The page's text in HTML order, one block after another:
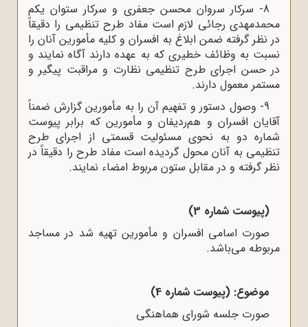
8- سرکار سروان محسن جعفری و سرکار ستوان یکم
محمدمهدی رجائی لازم است مفاد طرح تنظیمی را دقیقاً
در نظر گرفته ضمن ابلاغ به افسران و کلیه مأمورین آنان را
نسبت به وظائف خطیری که به عهده دارند آگاه نمایند و
در حسن اجرای طرح تنظیمی نظارت و مراقبت پیگیر و
مستمر معمول دارند.
9- وصول دستور و تفهیم آن را به مأمورین گزارش ضمناً
آقایان افسران و هم‌ردیفان و مأمورین که برابر پیوست
شماره دو به نحوی مسئولیت قسمتی از اجرای طرح
تنظیمی به آنان محول گردیده است مفاد طرح را دقیقاً در
نظر گرفته و در مقابل ستون مربوط امضاء نمایند.
(پیوست شماره 3)
صورت اسامی افسران و مأمورین تهیه شد در مساجد
مربوطه می‌باشد.
موضوع: (پیوست شماره 4)
صورت جلسه شورای هماهنگی